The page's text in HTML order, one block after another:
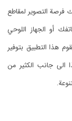
التصوير لمقاطع
أو الجهاز اللوحي
هذا التطبيق بتوفير
الى جانب الكثير من